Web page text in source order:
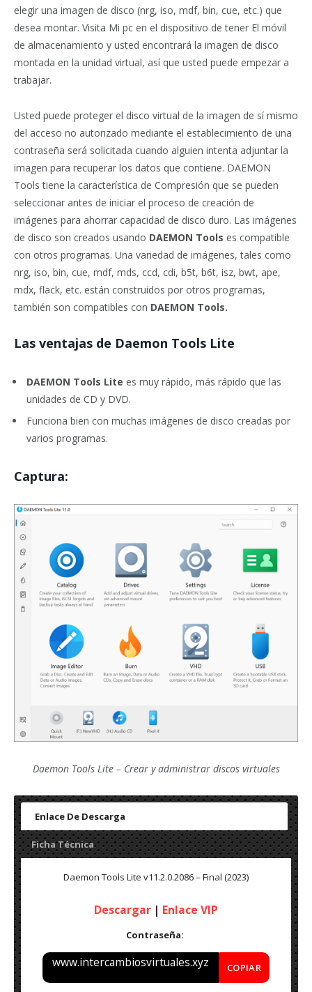
elegir una imagen de disco (nrg, iso, mdf, bin, cue, etc.) que
desea montar. Visita Mi pc en el dispositivo de tener El móvil
de almacenamiento y usted encontrará la imagen de disco
montada en la unidad virtual, así que usted puede empezar a
trabajar.
Usted puede proteger el disco virtual de la imagen de sí mismo
del acceso no autorizado mediante el establecimiento de una
contraseña será solicitada cuando alguien intenta adjuntar la
imagen para recuperar los datos que contiene. DAEMON
Tools tiene la característica de Compresión que se pueden
seleccionar antes de iniciar el proceso de creación de
imágenes para ahorrar capacidad de disco duro. Las imágenes
de disco son creados usando DAEMON Tools es compatible
con otros programas. Una variedad de imágenes, tales como
nrg, iso, bin, cue, mdf, mds, ccd, cdi, b5t, b6t, isz, bwt, ape,
mdx, flack, etc. están construidos por otros programas,
también son compatibles con DAEMON Tools.
Las ventajas de Daemon Tools Lite
DAEMON Tools Lite es muy rápido, más rápido que las
unidades de CD y DVD.
Funciona bien con muchas imágenes de disco creadas por
varios programas.
Captura:
Daemon Tools Lite – Crear y administrar discos virtuales
Enlace De Descarga
Ficha Técnica
Daemon Tools Lite v11.2.0.2086 – Final (2023)
Descargar | Enlace VIP
Contraseña:
www.intercambiosvirtuales.xyz COPIAR